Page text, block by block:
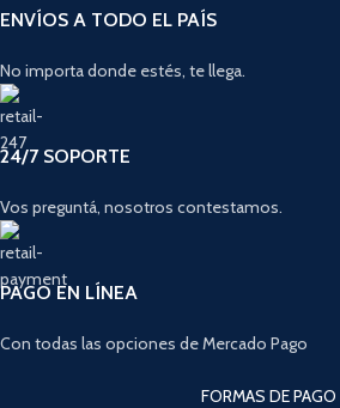
ENVÍOS A TODO EL PAÍS
No importa donde estés, te llega.
24/7 SOPORTE
Vos preguntá, nosotros contestamos.
PAGO EN LÍNEA
Con todas las opciones de Mercado Pago
FORMAS DE PAGO